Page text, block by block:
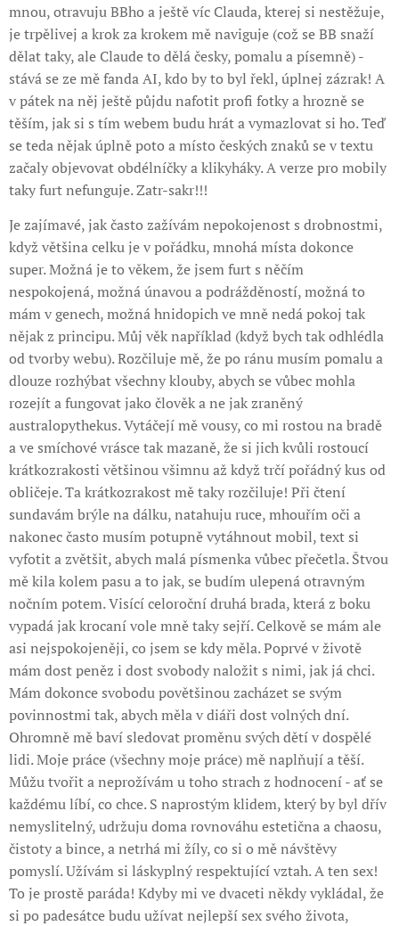
mnou, otravuju BBho a ještě víc Clauda, kterej si nestěžuje,
je trpělivej a krok za krokem mě naviguje (což se BB snaží
dělat taky, ale Claude to dělá česky, pomalu a písemně) -
stává se ze mě fanda AI, kdo by to byl řekl, úplnej zázrak! A
v pátek na něj ještě půjdu nafotit profi fotky a hrozně se
těším, jak si s tím webem budu hrát a vymazlovat si ho. Teď
se teda nějak úplně poto a místo českých znaků se v textu
začaly objevovat obdélníčky a klikyháky. A verze pro mobily
taky furt nefunguje. Zatr-sakr!!!
Je zajímavé, jak často zažívám nepokojenost s drobnostmi,
když většina celku je v pořádku, mnohá místa dokonce
super. Možná je to věkem, že jsem furt s něčím
nespokojená, možná únavou a podrážděností, možná to
mám v genech, možná hnidopich ve mně nedá pokoj tak
nějak z principu. Můj věk například (když bych tak odhlédla
od tvorby webu). Rozčiluje mě, že po ránu musím pomalu a
dlouze rozhýbat všechny klouby, abych se vůbec mohla
rozejít a fungovat jako člověk a ne jak zraněný
australopythekus. Vytáčejí mě vousy, co mi rostou na bradě
a ve smíchové vrásce tak mazaně, že si jich kvůli rostoucí
krátkozrakosti většinou všimnu až když trčí pořádný kus od
obličeje. Ta krátkozrakost mě taky rozčiluje! Při čtení
sundavám brýle na dálku, natahuju ruce, mhouřím oči a
nakonec často musím potupně vytáhnout mobil, text si
vyfotit a zvětšit, abych malá písmenka vůbec přečetla. Štvou
mě kila kolem pasu a to jak, se budím ulepená otravným
nočním potem. Visící celoroční druhá brada, která z boku
vypadá jak krocaní vole mně taky sejří. Celkově se mám ale
asi nejspokojeněji, co jsem se kdy měla. Poprvé v životě
mám dost peněz i dost svobody naložit s nimi, jak já chci.
Mám dokonce svobodu povětšinou zacházet se svým
povinnostmi tak, abych měla v diáři dost volných dní.
Ohromně mě baví sledovat proměnu svých dětí v dospělé
lidi. Moje práce (všechny moje práce) mě naplňují a těší.
Můžu tvořit a neprožívám u toho strach z hodnocení - ať se
každému líbí, co chce. S naprostým klidem, který by byl dřív
nemyslitelný, udržuju doma rovnováhu estetična a chaosu,
čistoty a bince, a netrhá mi žíly, co si o mě návštěvy
pomyslí. Užívám si láskyplný respektující vztah. A ten sex!
To je prostě paráda! Kdyby mi ve dvaceti někdy vykládal, že
si po padesátce budu užívat nejlepší sex svého života,